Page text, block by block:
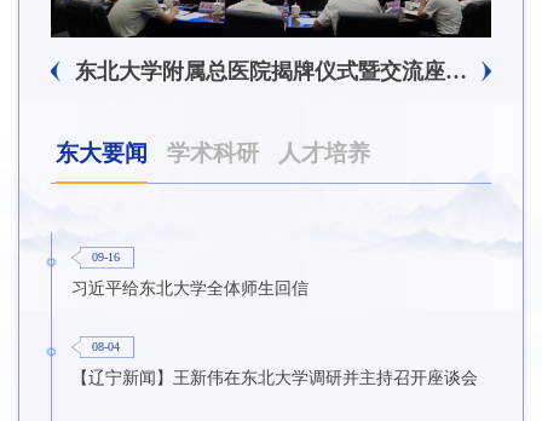
东北大学附属总医院揭牌仪式暨交流座谈会举行
东大要闻 学术科研 人才培养
09-16
习近平给东北大学全体师生回信
08-04
【辽宁新闻】王新伟在东北大学调研并主持召开座谈会